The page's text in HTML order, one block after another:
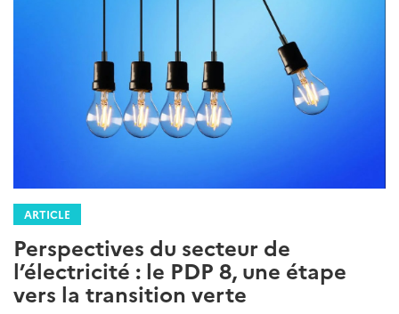
ARTICLE
Perspectives du secteur de
l’électricité : le PDP 8, une étape
vers la transition verte